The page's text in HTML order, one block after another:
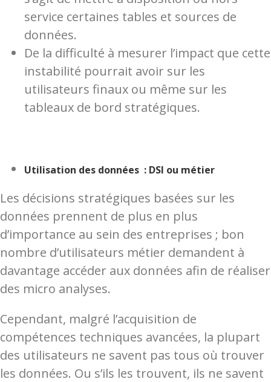
service certaines tables et sources de
données.
De la difficulté à mesurer l’impact que cette
instabilité pourrait avoir sur les
utilisateurs finaux ou même sur les
tableaux de bord stratégiques.
Utilisation des données : DSI ou métier
Les décisions stratégiques basées sur les
données prennent de plus en plus
d’importance au sein des entreprises ; bon
nombre d’utilisateurs métier demandent à
davantage accéder aux données afin de réaliser
des micro analyses.
Cependant, malgré l’acquisition de
compétences techniques avancées, la plupart
des utilisateurs ne savent pas tous où trouver
les données. Ou s’ils les trouvent, ils ne savent